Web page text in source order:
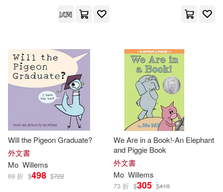
試閱
Will the Pigeon Graduate?
外文書
Mo Willems
69 折 $498 $722
We Are in a Book!-An Elephant
and Piggie Book
外文書
Mo Willems
73 折 $305 $418